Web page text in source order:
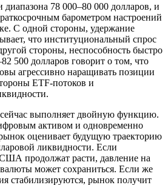
диапазона 78 000–80 000 долларов, и
барометром настроений
С одной стороны, удержание
что институциональный спрос
стороны, неспособность быстро
500 долларов говорит о том, что
агрессивно наращивать позиции
ETF-потоков и
выполняет двойную функцию.
активом и одновременно
оценивает будущую траекторию
ликвидности. Если
продолжат расти, давление на
может сохраниться. Если же
стабилизируются, рынок получит